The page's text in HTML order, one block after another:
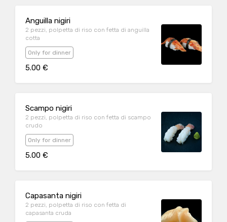
Anguilla nigiri
2 pezzi, polpetta di riso con fetta di anguilla
cotta
Only for dinner
5.00 €
Scampo nigiri
2 pezzi, polpetta di riso con fetta di scampo
crudo
Only for dinner
5.00 €
Capasanta nigiri
2 pezzi, polpetta di riso con fetta di
capasanta cruda